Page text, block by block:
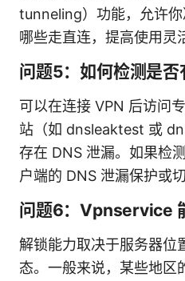
tunneling）功能，允许你
哪些走直连，提高使用灵
问题5：如何检测是否
可以在连接 VPN 后访问
站（如 dnsleaktest 或
存在 DNS 泄漏。如果检
户端的 DNS 泄漏保护或
问题6：Vpnservice
解锁能力取决于服务器位
态。一般来说，某些地区